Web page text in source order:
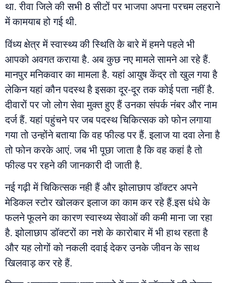
था. रीवा जिले की सभी 8 सीटों पर भाजपा अपना परचम लहराने
में कामयाब हो गई थी.
विंध्य क्षेत्र में स्वास्थ्य की स्थिति के बारे में हमने पहले भी
आपको अवगत कराया है. अब कुछ नए मामले सामने आ रहे हैं.
मानपुर मनिकवार का मामला है. यहां आयुष केंद्र तो खुल गया है
लेकिन यहां कौन पदस्थ है इसका दूर-दूर तक कोई पता नहीं है.
दीवारों पर जो लोग सेवा मुक्त हुए हैं उनका संपर्क नंबर और नाम
दर्ज हैं. यहां पहुंचने पर जब पदस्थ चिकित्सक को फोन लगाया
गया तो उन्होंने बताया कि वह फील्ड पर हैं. इलाज या दवा लेना है
तो फोन करके आएं. जब भी पूछा जाता है कि वह कहां है तो
फील्ड पर रहने की जानकारी दी जाती है.
नई गढ़ी में चिकित्सक नही हैं और झोलाछाप डॉक्टर अपने
मेडिकल स्टोर खोलकर इलाज का काम कर रहे हैं.इस धंधे के
फलने फूलने का कारण स्वास्थ्य सेवाओं की कमी माना जा रहा
है. झोलाछाप डॉक्टरों का नशे के कारोबार में भी हाथ रहता है
और यह लोगों को नकली दवाई देकर उनके जीवन के साथ
खिलवाड़ कर रहे हैं.